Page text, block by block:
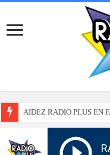
AIDEZ RADIO PLUS EN